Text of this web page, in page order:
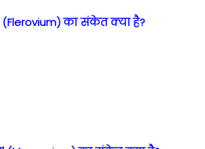
(Flerovium) का संकेत क्या है?